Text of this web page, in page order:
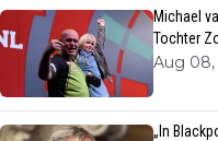
Michael
Tochter
Aug 08,
„In